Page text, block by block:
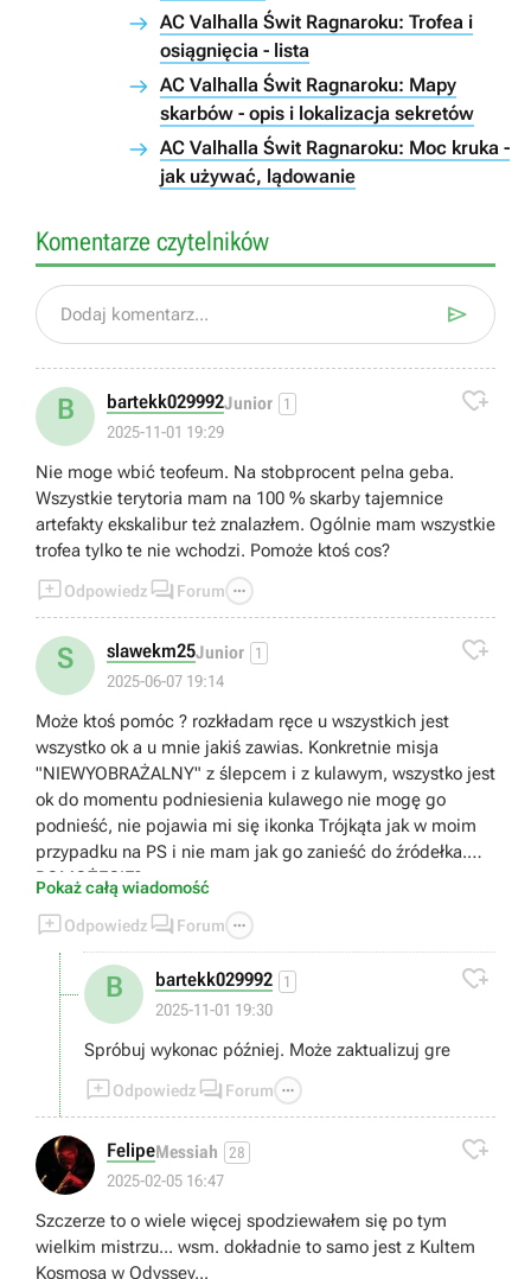
AC Valhalla Świt Ragnaroku: Trofea i
osiągnięcia - lista
AC Valhalla Świt Ragnaroku: Mapy
skarbów - opis i lokalizacja sekretów
AC Valhalla Świt Ragnaroku: Moc kruka -
jak używać, lądowanie
Komentarze czytelników
Dodaj komentarz... 
B bartekk029992Junior 1
2025-11-01 19:29

Nie moge wbić teofeum. Na stobprocent pelna geba.
Wszystkie terytoria mam na 100 % skarby tajemnice
artefakty ekskalibur też znalazłem. Ogólnie mam wszystkie
trofea tylko te nie wchodzi. Pomoże ktoś cos?
Odpowiedz  Forum 
S slawekm25Junior 1
2025-06-07 19:14

Może ktoś pomóc ? rozkładam ręce u wszystkich jest
wszystko ok a u mnie jakiś zawias. Konkretnie misja
"NIEWYOBRAŻALNY" z ślepcem i z kulawym, wszystko jest
ok do momentu podniesienia kulawego nie mogę go
podnieść, nie pojawia mi się ikonka Trójkąta jak w moim
przypadku na PS i nie mam jak go zanieść do źródełka.
POMOŻECIE?
Pokaż całą wiadomość
Odpowiedz  Forum 
B bartekk029992 1
2025-11-01 19:30

Spróbuj wykonac później. Może zaktualizuj gre
Odpowiedz  Forum 
FelipeMessiah 28
2025-02-05 16:47

Szczerze to o wiele więcej spodziewałem się po tym
wielkim mistrzu... wsm. dokładnie to samo jest z Kultem
Kosmosa w Odyssey...